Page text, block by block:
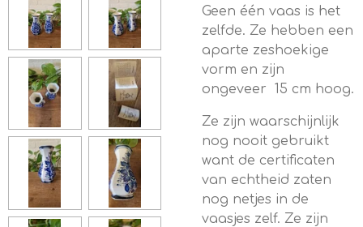
Geen één vaas is het
zelfde. Ze hebben een
aparte zeshoekige
vorm en zijn
ongeveer 15 cm hoog.
Ze zijn waarschijnlijk
nog nooit gebruikt
want de certificaten
van echtheid zaten
nog netjes in de
vaasjes zelf. Ze zijn